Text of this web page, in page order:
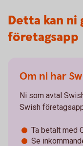
Detta kan ni
företagsapp
Om ni har
Ni som avtal
Swish
Ta betalt med
Se